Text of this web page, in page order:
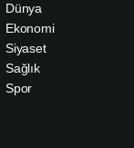
Dünya
Ekonomi
Siyaset
Sağlık
Spor